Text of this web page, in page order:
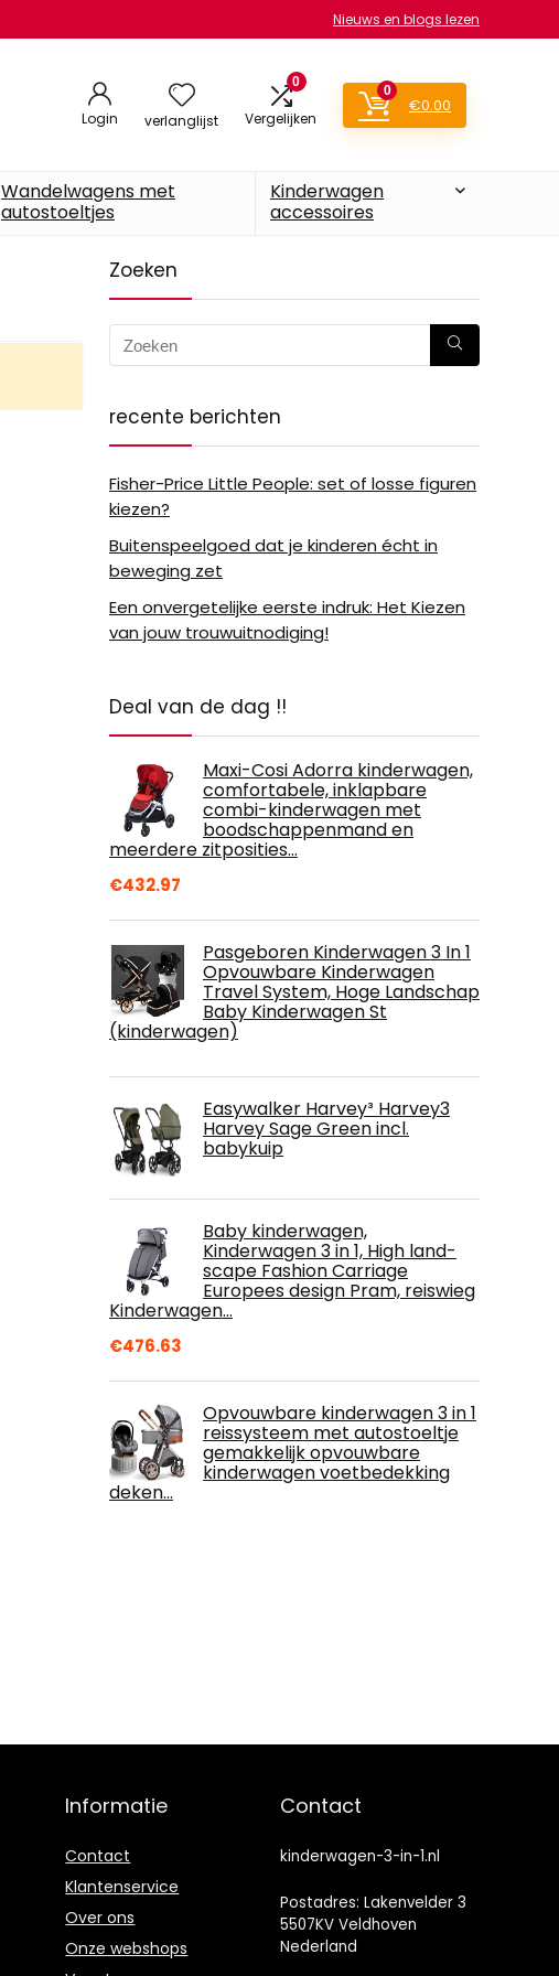
Nieuws en blogs lezen
Login verlanglijst
0
Vergelijken
0
€0.00
Wandelwagens met
autostoeltjes
Kinderwagen
accessoires
Zoeken
recente berichten
Fisher-Price Little People: set of losse figuren
kiezen?
Buitenspeelgoed dat je kinderen écht in
beweging zet
Een onvergetelijke eerste indruk: Het Kiezen
van jouw trouwuitnodiging!
Deal van de dag !!
Maxi-Cosi Adorra kinderwagen,
comfortabele, inklapbare
combi-kinderwagen met
boodschappenmand en
meerdere zitposities…
€432.97
Pasgeboren Kinderwagen 3 In 1
Opvouwbare Kinderwagen
Travel System, Hoge Landschap
Baby Kinderwagen St
(kinderwagen)
Easywalker Harvey³ Harvey3
Harvey Sage Green incl.
babykuip
Baby kinderwagen,
Kinderwagen 3 in 1, High land-
scape Fashion Carriage
Europees design Pram, reiswieg
Kinderwagen…
€476.63
Opvouwbare kinderwagen 3 in 1
reissysteem met autostoeltje
gemakkelijk opvouwbare
kinderwagen voetbedekking
deken…
Informatie
Contact
Klantenservice
Over ons
Onze webshops
Contact
kinderwagen-3-in-1.nl
Postadres: Lakenvelder 3
5507KV Veldhoven
Nederland